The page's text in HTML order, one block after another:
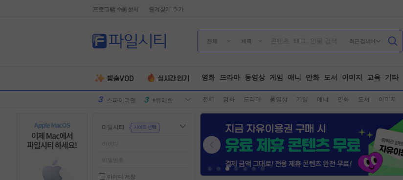
프로그램 수동설치 즐겨찾기 추가
전체 제목 최근 검색어
영화 드라마 동영상 게임 애니 만화 도서 이미지 교육 기타
러스
스파이더맨 #유쾌한
로
만달로리안 #외계인
동궁
전체 영화 드라마 동영상 게임 애니 만화 도서 이미지
파일시티
아이디 저장